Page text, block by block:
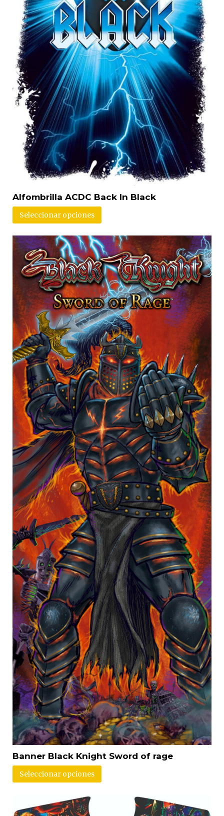
Alfombrilla ACDC Back In Black
Seleccionar opciones
Banner Black Knight Sword of rage
Seleccionar opciones